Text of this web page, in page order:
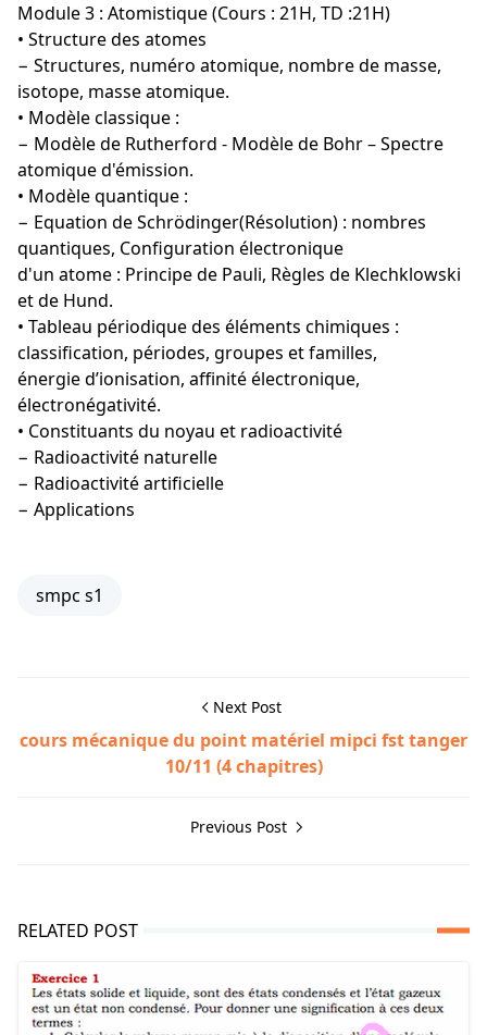
Module 3 : Atomistique (Cours : 21H, TD :21H)
• Structure des atomes
− Structures, numéro atomique, nombre de masse,
isotope, masse atomique.
• Modèle classique :
− Modèle de Rutherford - Modèle de Bohr – Spectre
atomique d'émission.
• Modèle quantique :
− Equation de Schrödinger(Résolution) : nombres
quantiques, Configuration électronique
d'un atome : Principe de Pauli, Règles de Klechklowski
et de Hund.
• Tableau périodique des éléments chimiques :
classification, périodes, groupes et familles,
énergie d’ionisation, affinité électronique,
électronégativité.
• Constituants du noyau et radioactivité
− Radioactivité naturelle
− Radioactivité artificielle
− Applications
smpc s1
Next Post
cours mécanique du point matériel mipci fst tanger
10/11 (4 chapitres)
Previous Post
RELATED POST